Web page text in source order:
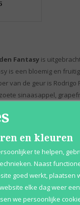
Fantasy is
is een bloemig en
van de geur is Rodrigo
sinaasappel,
ook eens de andere
voor Dames.
Al 12 jaar
voordelig
en kleuren
te helpen,
Naast
goed werkt, plaatsen
elke dag weer
we persoonlijke